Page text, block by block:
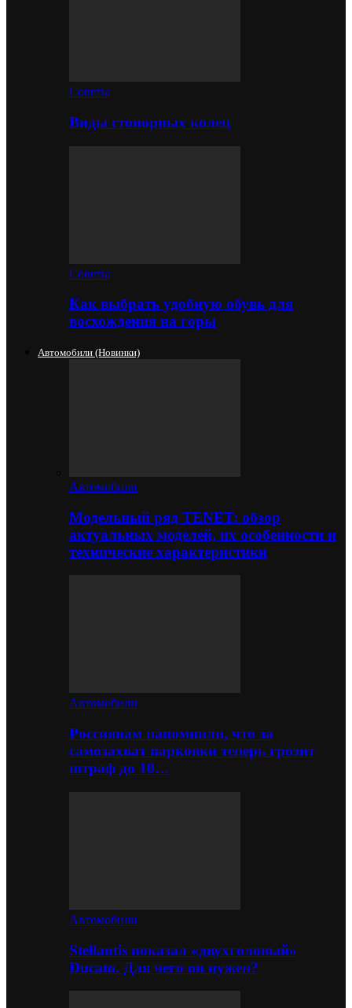
Советы
Виды стопорных колец
Советы
Как выбрать удобную обувь для
восхождения на горы
Автомобили (новинки)
Автомобили
Модельный ряд TENET: обзор
актуальных моделей, их особенности и
технические характеристики
Автомобили
Россиянам напомнили, что за
самозахват парковки теперь грозит
штраф до 10…
Автомобили
Stellantis показал «двухголовый»
Ducato. Для чего он нужен?